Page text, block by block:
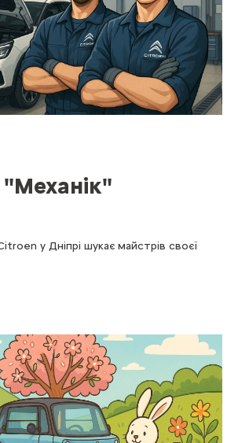
"Механiк"
у Дніпрі шукає майстрів своєї